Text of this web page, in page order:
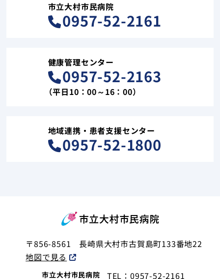
市立大村市民病院
0957-52-2161
健康管理センター
0957-52-2163
（平日10：00～16：00）
地域連携・患者支援センター
0957-52-1800
〒856-8561長崎県大村市古賀島町133番地22
地図で見る
市立大村市民病院 TEL：0957-52-2161